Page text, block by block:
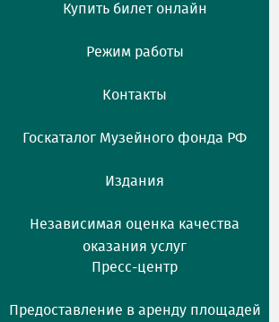
Купить билет онлайн
Режим работы
Контакты
Госкаталог Музейного фонда РФ
Издания
Независимая оценка качества
оказания услуг
Пресс-центр
Предоставление в аренду площадей